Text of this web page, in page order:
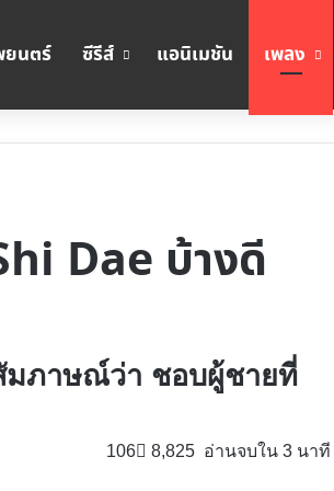
ยนตร์ ซีรีส์ แอนิเมชัน เพลง
Dae บ้างดี
มภาษณ์ว่า ชอบผู้ชายที่
106 8,825 อ่านจบใน 3 นาที